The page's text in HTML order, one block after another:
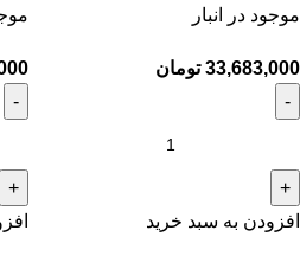
موجود در انبار
33,683,000 تومان
افزودن به سبد خرید